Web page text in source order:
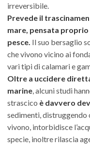
irreversibile.
Prevede il
mare, pensata
pesce. Il suo bersaglio
che vivono vicino ai
vari tipi di calamari e
Oltre a uccidere
marine, alcuni studi
strascico è davvero
sedimenti, distruggendo
vivono, intorbidisce
specie, inoltre rilascia